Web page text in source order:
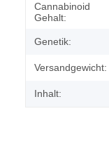
Cannabinoid
Gehalt:
Genetik:
Versandgewicht:
Inhalt: